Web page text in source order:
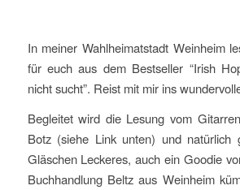
In meiner Wahlheimatstadt Weinheim
für euch aus dem Bestseller “Irish
nicht sucht”. Reist mit mir ins
Begleitet wird die Lesung vom
Botz (siehe Link unten) und natürlich
Gläschen Leckeres, auch ein Goodie
Buchhandlung Beltz aus Weinheim